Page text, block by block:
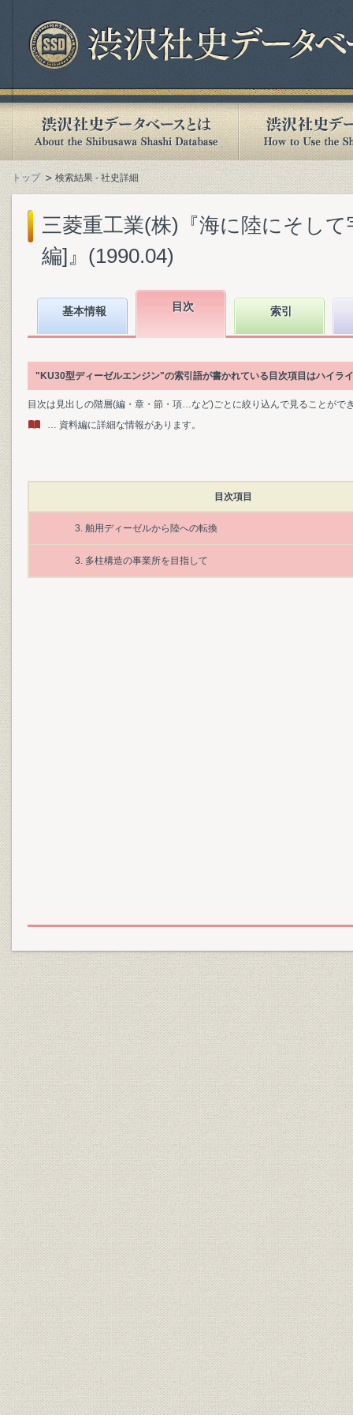
トップ 検索結果 - 社史詳細
三菱重工業(株)『海に陸にそし
編]』(1990.04)
基本情報 目次 索引
"KU30型ディーゼルエンジン"の索引語が書かれている目次項目はハイラ
目次は見出しの階層(編・章・節・項…など)ごとに絞り込んで見ることがで
… 資料編に詳細な情報があります。
目次項目
3. 舶用ディーゼルから陸への転換
3. 多柱構造の事業所を目指して